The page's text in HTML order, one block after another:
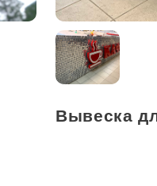
Вывеска